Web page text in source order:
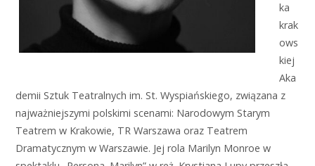
ka
krak
ows
kiej
Aka
demii Sztuk Teatralnych im. St. Wyspiańskiego, związana z
najważniejszymi polskimi scenami: Narodowym Starym
Teatrem w Krakowie, TR Warszawa oraz Teatrem
Dramatycznym w Warszawie. Jej rola Marilyn Monroe w